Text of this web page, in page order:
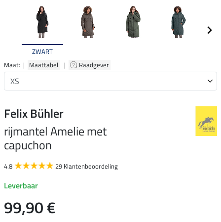
ZWART
Maat: | Maattabel | Raadgever
Felix Bühler
rijmantel Amelie met
capuchon
4.8 29 Klantenbeoordeling
Leverbaar
99,90 €